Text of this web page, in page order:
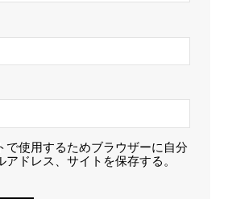
で使用するためブラウザーに自分
アドレス、サイトを保存する。